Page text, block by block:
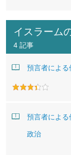
イスラーム
4 記事
預言者によ
預言者による
政治